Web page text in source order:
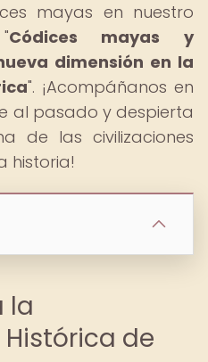
mayas en nuestro
Códices mayas y
dimensión en la
". ¡Acompáñanos en
al pasado y despierta
de las civilizaciones
historia!
la
de